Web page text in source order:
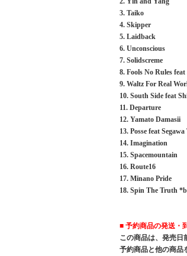
3. Taiko
4. Skipper
5. Laidback
6. Unconscious
7. Solidscreme
8. Fools No Rules
9. Waltz For Real
10. South Side feat
11. Departure
12. Yamato Damasii
13. Posse feat
14. Imagination
15. Spacemountain
16. Route16
17. Minano Pride
18. Spin The Truth
■ 予約商品の発送・
この商品は、発売日
予約商品と他の商品